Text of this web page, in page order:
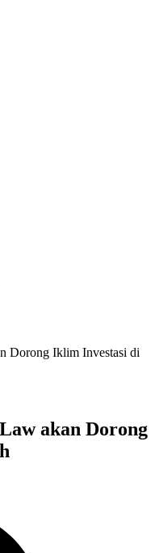
Dorong Iklim Investasi di
akan Dorong